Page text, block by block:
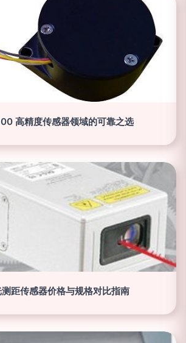
高精度传感器领域的可靠之选
距传感器价格与规格对比指南